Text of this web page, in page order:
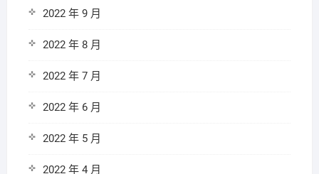
2022 年 9 月
2022 年 8 月
2022 年 7 月
2022 年 6 月
2022 年 5 月
2022 年 4 月